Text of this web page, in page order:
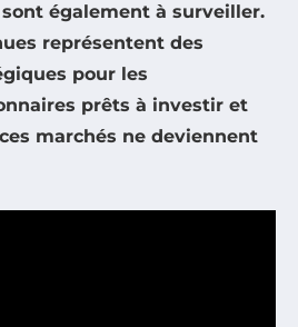
sont également à surveiller.
représentent des
pour les
prêts à investir et
marchés ne deviennent